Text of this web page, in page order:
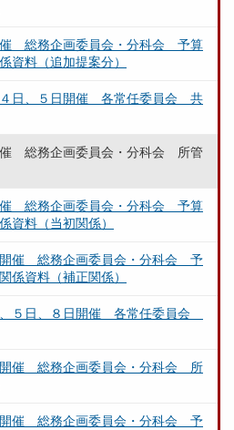
催 総務企画委員会・分科会 予算
資料（追加提案分）
４日、５日開催 各常任委員会 共
催 総務企画委員会・分科会 所管
催 総務企画委員会・分科会 予算
資料（当初関係）
開催 総務企画委員会・分科会 予
係資料（補正関係）
５日、８日開催 各常任委員会
開催 総務企画委員会・分科会 所
開催 総務企画委員会・分科会 予